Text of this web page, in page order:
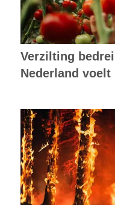
Verzilting
Nederland voelt